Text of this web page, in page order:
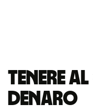
Tenere
denaro